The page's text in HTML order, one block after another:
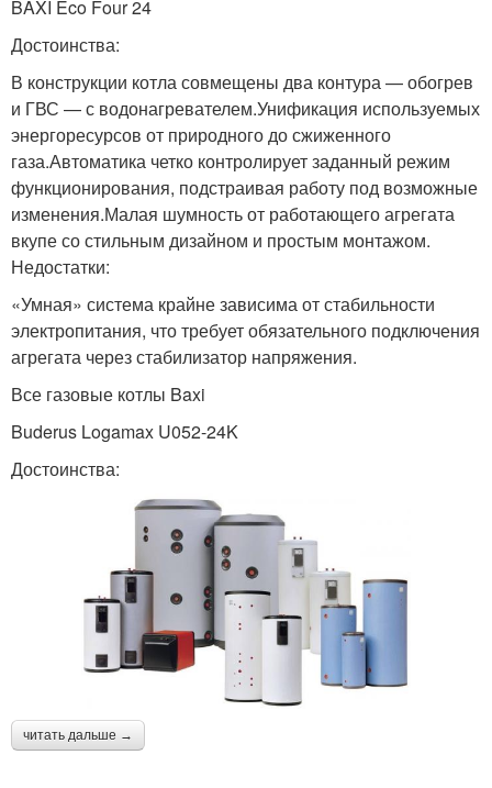
BAXI Eco Four 24
Достоинства:
В конструкции котла совмещены два контура — обогрев
и ГВС — с водонагревателем.Унификация используемых
энергоресурсов от природного до сжиженного
газа.Автоматика четко контролирует заданный режим
функционирования, подстраивая работу под возможные
изменения.Малая шумность от работающего агрегата
вкупе со стильным дизайном и простым монтажом.
Недостатки:
«Умная» система крайне зависима от стабильности
электропитания, что требует обязательного подключения
агрегата через стабилизатор напряжения.
Все газовые котлы Baxi
Buderus Logamax U052-24K
Достоинства:
читать дальше →